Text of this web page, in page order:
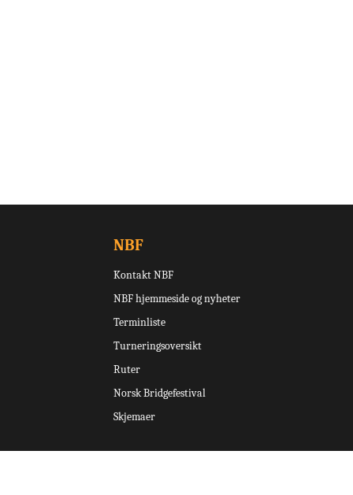
NBF
Kontakt NBF
NBF hjemmeside og nyheter
Terminliste
Turneringsoversikt
Ruter
Norsk Bridgefestival
Skjemaer